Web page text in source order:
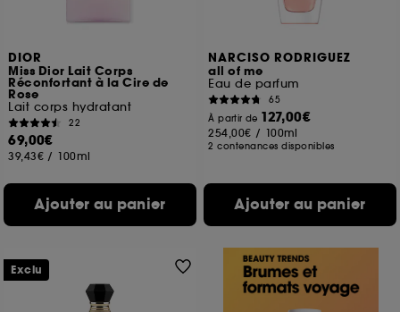
DIOR
Miss Dior Lait Corps
Réconfortant à la Cire de
Rose
Lait corps hydratant
22
69,00€
39,43€ / 100ml
Ajouter au panier
NARCISO RODRIGUEZ
all of me
Eau de parfum
65
À partir de 127,00€
254,00€ / 100ml
2 contenances disponibles
Ajouter au panier
Exclu